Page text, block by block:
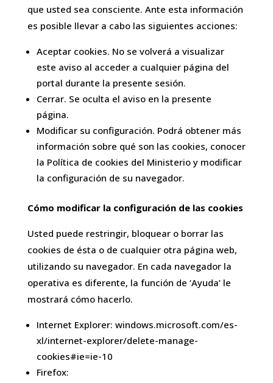
que usted sea consciente. Ante esta información
es posible llevar a cabo las siguientes acciones:
Aceptar cookies. No se volverá a visualizar
este aviso al acceder a cualquier página del
portal durante la presente sesión.
Cerrar. Se oculta el aviso en la presente
página.
Modificar su configuración. Podrá obtener más
información sobre qué son las cookies, conocer
la Política de cookies del Ministerio y modificar
la configuración de su navegador.
Cómo modificar la configuración de las cookies
Usted puede restringir, bloquear o borrar las
cookies de ésta o de cualquier otra página web,
utilizando su navegador. En cada navegador la
operativa es diferente, la función de ‘Ayuda’ le
mostrará cómo hacerlo.
Internet Explorer: windows.microsoft.com/es-
xl/internet-explorer/delete-manage-
cookies#ie=ie-10
Firefox: